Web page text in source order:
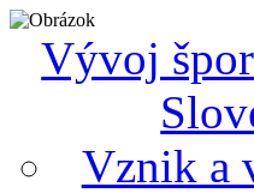
Vývoj
Vznik a